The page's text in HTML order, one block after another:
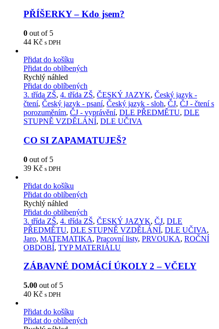
PŘÍŠERKY – Kdo jsem?
0 out of 5
44 Kč s DPH
Přidat do košíku
Přidat do oblíbených
Rychlý náhled
Přidat do oblíbených
3. třída ZŠ, 4. třída ZŠ, ČESKÝ JAZYK, Český jazyk -
čtení, Český jazyk - psaní, Český jazyk - sloh, ČJ, ČJ - čtení s
porozuměním, ČJ - vyprávění, DLE PŘEDMĚTU, DLE
STUPNĚ VZDĚLÁNÍ, DLE UČIVA
CO SI ZAPAMATUJEŠ?
0 out of 5
39 Kč s DPH
Přidat do košíku
Přidat do oblíbených
Rychlý náhled
Přidat do oblíbených
3. třída ZŠ, 4. třída ZŠ, ČESKÝ JAZYK, ČJ, DLE
PŘEDMĚTU, DLE STUPNĚ VZDĚLÁNÍ, DLE UČIVA,
Jaro, MATEMATIKA, Pracovní listy, PRVOUKA, ROČNÍ
OBDOBÍ, TYP MATERIÁLU
ZÁBAVNÉ DOMÁCÍ ÚKOLY 2 – VČELY
5.00 out of 5
40 Kč s DPH
Přidat do košíku
Přidat do oblíbených